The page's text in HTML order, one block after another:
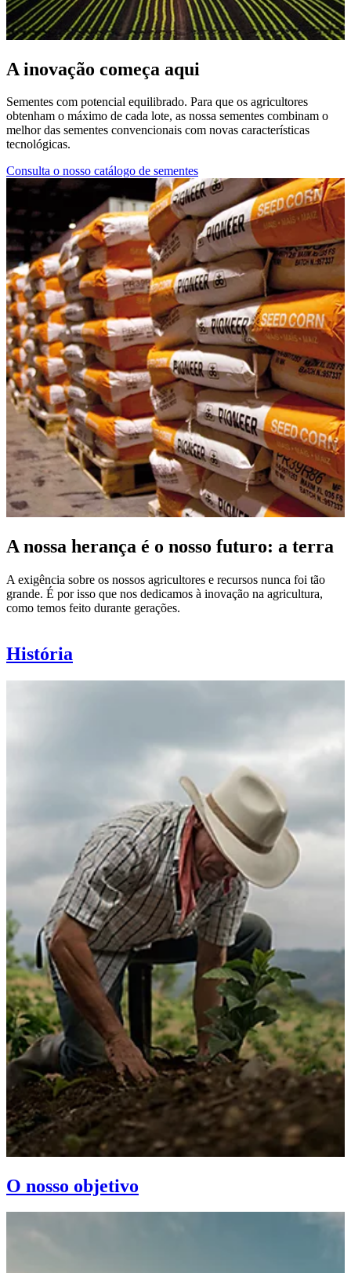
A inovação começa aqui
Sementes com potencial equilibrado. Para que os agricultores
obtenham o máximo de cada lote, as nossa sementes combinam o
melhor das sementes convencionais com novas características
tecnológicas.
Consulta o nosso catálogo de sementes
A nossa herança é o nosso futuro: a terra
A exigência sobre os nossos agricultores e recursos nunca foi tão
grande. É por isso que nos dedicamos à inovação na agricultura,
como temos feito durante gerações.
História
O nosso objetivo